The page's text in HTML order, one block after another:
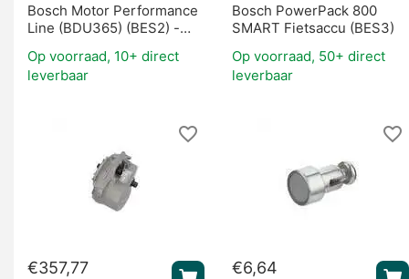
Bosch Motor Performance
Line (BDU365) (BES2) -
Op voorraad, 10+ direct
leverbaar
Bosch PowerPack 800
SMART Fietsaccu (BES3)
Op voorraad, 50+ direct
leverbaar
€357,77 €6,64